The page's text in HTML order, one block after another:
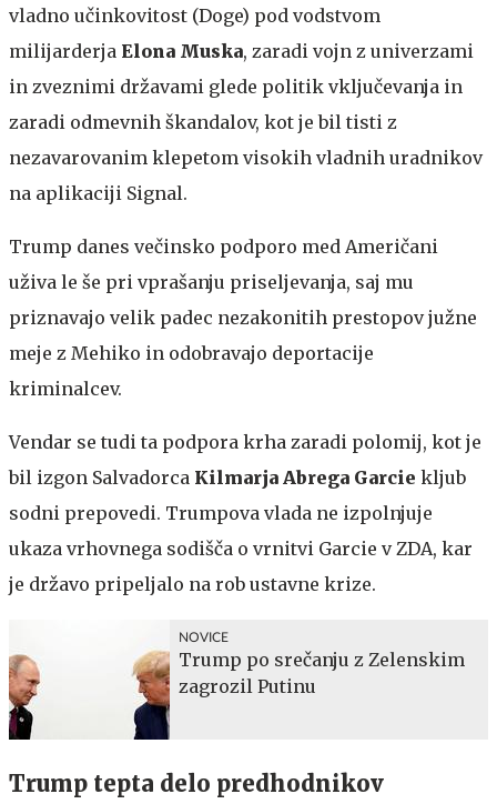
vladno učinkovitost (Doge) pod vodstvom
milijarderja Elona Muska, zaradi vojn z univerzami
in zveznimi državami glede politik vključevanja in
zaradi odmevnih škandalov, kot je bil tisti z
nezavarovanim klepetom visokih vladnih uradnikov
na aplikaciji Signal.
Trump danes večinsko podporo med Američani
uživa le še pri vprašanju priseljevanja, saj mu
priznavajo velik padec nezakonitih prestopov južne
meje z Mehiko in odobravajo deportacije
kriminalcev.
Vendar se tudi ta podpora krha zaradi polomij, kot je
bil izgon Salvadorca Kilmarja Abrega Garcie kljub
sodni prepovedi. Trumpova vlada ne izpolnjuje
ukaza vrhovnega sodišča o vrnitvi Garcie v ZDA, kar
je državo pripeljalo na rob ustavne krize.
NOVICE
Trump po srečanju z Zelenskim
zagrozil Putinu
Trump tepta delo predhodnikov